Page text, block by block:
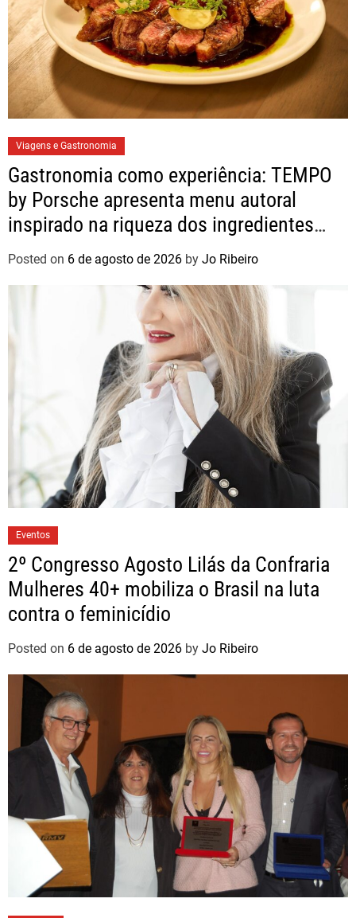
Viagens e Gastronomia
Gastronomia como experiência: TEMPO
by Porsche apresenta menu autoral
inspirado na riqueza dos ingredientes
brasileiros
Posted on 6 de agosto de 2026 by Jo Ribeiro
Eventos
2º Congresso Agosto Lilás da Confraria
Mulheres 40+ mobiliza o Brasil na luta
contra o feminicídio
Posted on 6 de agosto de 2026 by Jo Ribeiro